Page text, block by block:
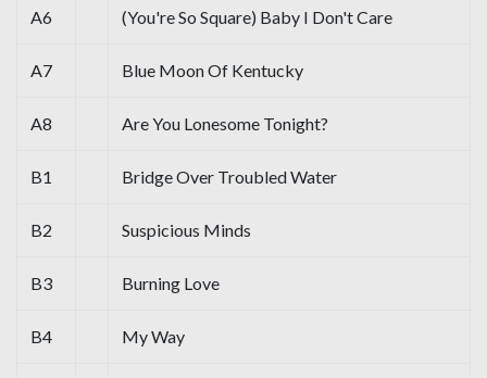
A6 (You're So Square) Baby I Don't Care
A7 Blue Moon Of Kentucky
A8 Are You Lonesome Tonight?
B1 Bridge Over Troubled Water
B2 Suspicious Minds
B3 Burning Love
B4 My Way